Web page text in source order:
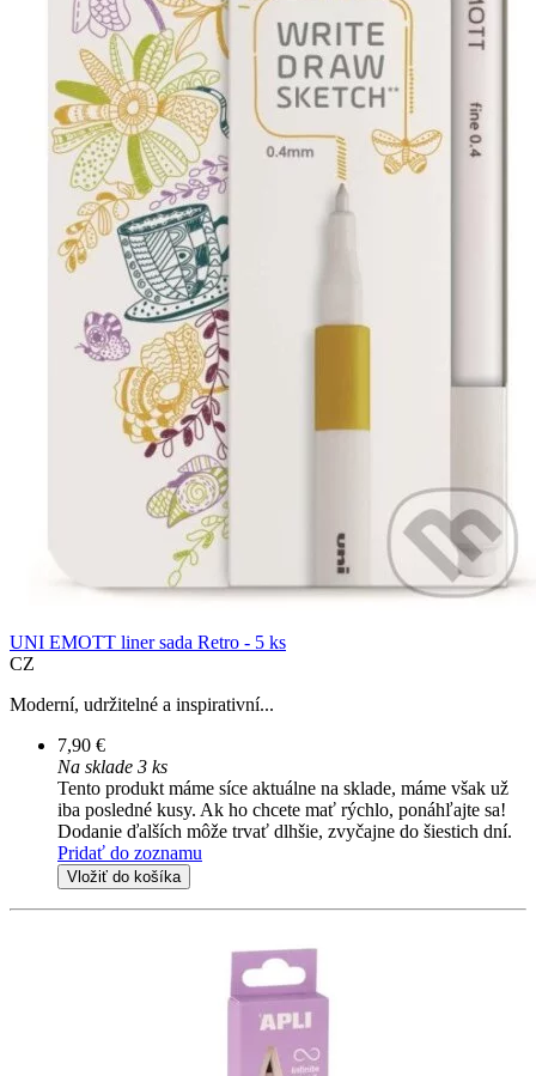
UNI EMOTT liner sada Retro - 5 ks
CZ
Moderní, udržitelné a inspirativní...
7,90 €
Na sklade 3 ks
Tento produkt máme síce aktuálne na sklade, máme však už
iba posledné kusy. Ak ho chcete mať rýchlo, ponáhľajte sa!
Dodanie ďalších môže trvať dlhšie, zvyčajne do šiestich dní.
Pridať do zoznamu
Vložiť do košíka